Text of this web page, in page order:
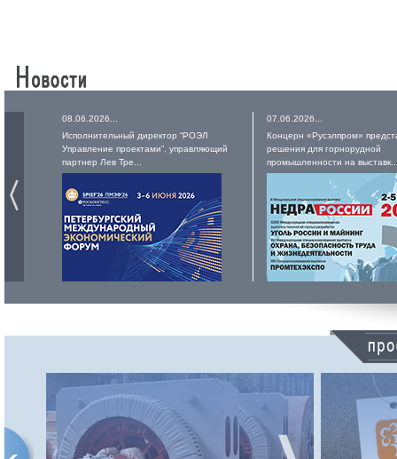
08.06.2026...
Исполнительный директор “РОЭЛ
Управление проектами”, управляющий
партнер Лев Тре...
07.06.2026...
Концерн «Русэлпром»
решения для горнорудной
промышленности на
РУСЭЛПРОМ
Российский электротехнический
концерн входит в число лидеров
российского электромашиностроения.